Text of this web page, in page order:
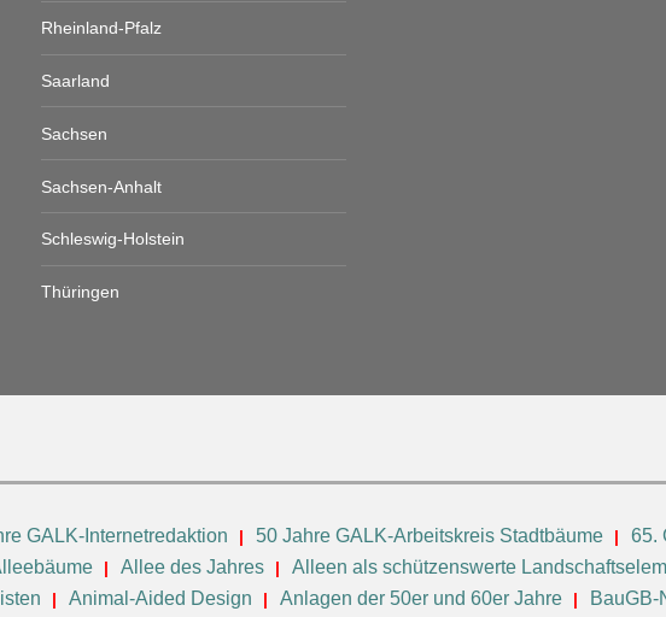
Rheinland-Pfalz
Saarland
Sachsen
Sachsen-Anhalt
Schleswig-Holstein
Thüringen
GALK-Internetredaktion 50 Jahre GALK-Arbeitskreis Stadtbäume
65.
Allee des Jahres Alleen als schützenswerte
Animal-Aided Design Anlagen der 50er und 60er Jahre BauGB-